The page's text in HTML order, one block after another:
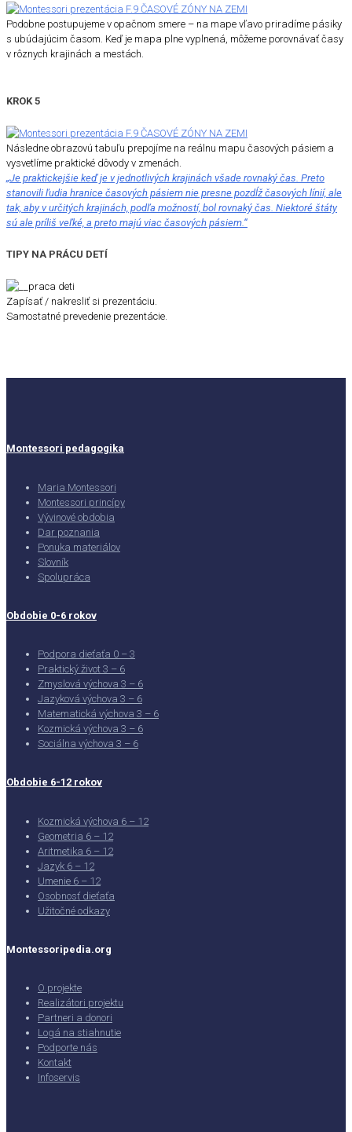
Podobne postupujeme v opačnom smere – na mape vľavo priradíme pásiky
s ubúdajúcim časom. Keď je mapa plne vyplnená, môžeme porovnávať časy
v rôznych krajinách a mestách.
KROK 5
Následne obrazovú tabuľu prepojíme na reálnu mapu časových pásiem a
vysvetlíme praktické dôvody v zmenách.
„Je praktickejšie keď je v jednotlivých krajinách všade rovnaký čas. Preto
stanovili ľudia hranice časových pásiem nie presne pozdĺž časových línií, ale
tak, aby v určitých krajinách, podľa možností, bol rovnaký čas. Niektoré štáty
sú ale príliš veľké, a preto majú viac časových pásiem.“
TIPY NA PRÁCU DETÍ
Zapísať / nakresliť si prezentáciu.
Samostatné prevedenie prezentácie.
Montessori pedagogika
Maria Montessori
Montessori princípy
Vývinové obdobia
Dar poznania
Ponuka materiálov
Slovník
Spolupráca
Obdobie 0-6 rokov
Podpora dieťaťa 0 – 3
Praktický život 3 – 6
Zmyslová výchova 3 – 6
Jazyková výchova 3 – 6
Matematická výchova 3 – 6
Kozmická výchova 3 – 6
Sociálna výchova 3 – 6
Obdobie 6-12 rokov
Kozmická výchova 6 – 12
Geometria 6 – 12
Aritmetika 6 – 12
Jazyk 6 – 12
Umenie 6 – 12
Osobnosť dieťaťa
Užitočné odkazy
Montessoripedia.org
O projekte
Realizátori projektu
Partneri a donori
Logá na stiahnutie
Podporte nás
Kontakt
Infoservis